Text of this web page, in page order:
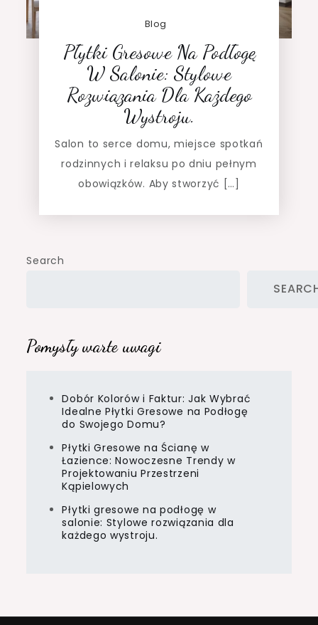
Blog
Płytki Gresowe Na Podłogę
W Salonie: Stylowe
Rozwiązania Dla Każdego
Wystroju.
Salon to serce domu, miejsce spotkań
rodzinnych i relaksu po dniu pełnym
obowiązków. Aby stworzyć […]
Search
Pomysły warte uwagi
Dobór Kolorów i Faktur: Jak Wybrać
Idealne Płytki Gresowe na Podłogę
do Swojego Domu?
Płytki Gresowe na Ścianę w
Łazience: Nowoczesne Trendy w
Projektowaniu Przestrzeni
Kąpielowych
Płytki gresowe na podłogę w
salonie: Stylowe rozwiązania dla
każdego wystroju.